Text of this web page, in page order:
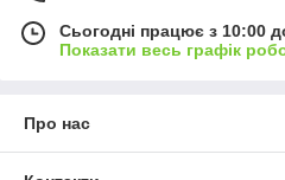
Сьогодні працює з 10:00
Показати весь графік
Про нас